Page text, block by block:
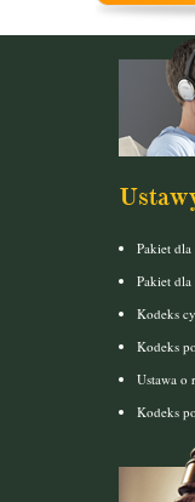
Pakiet
Pakiet
Kodeks
Kodeks
Ustawa o
Kodeks